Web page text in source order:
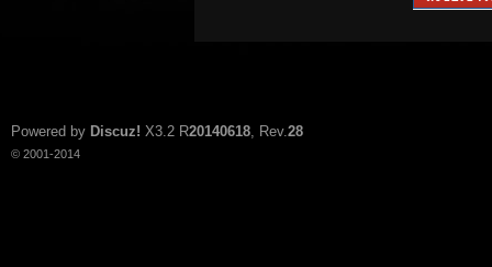
Powered by Discuz! X3.2 R20140618, Rev.28
© 2001-2014